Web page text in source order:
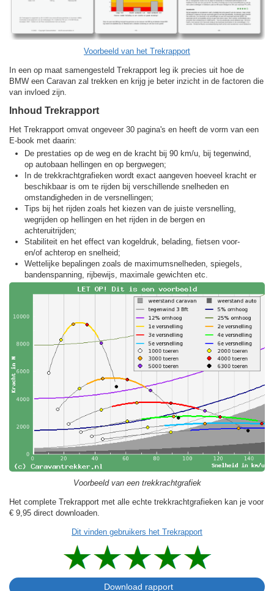
Voorbeeld van het Trekrapport
In een op maat samengesteld Trekrapport leg ik precies uit hoe de
BMW een Caravan zal trekken en krijg je beter inzicht in de factoren die
van invloed zijn.
Inhoud Trekrapport
Het Trekrapport omvat ongeveer 30 pagina's en heeft de vorm van een
E-book met daarin:
De prestaties op de weg en de kracht bij 90 km/u, bij tegenwind,
op autobaan hellingen en op bergwegen;
In de trekkracht­grafieken wordt exact aangeven hoeveel kracht er
beschikbaar is om te rijden bij verschillende snelheden en
omstandigheden in de versnellingen;
Tips bij het rijden zoals het kiezen van de juiste versnelling,
wegrijden op hellingen en het rijden in de bergen en
achteruitrijden;
Stabiliteit en het effect van kogeldruk, belading, fietsen voor-
en/of achterop en snelheid;
Wettelijke bepalingen zoals de maximumsnelheden, spiegels,
bandenspanning, rijbewijs, maximale gewichten etc.
Voorbeeld van een trekkrachtgrafiek
Het complete Trekrapport met alle echte trekkrachtgrafieken kan je voor
€ 9,95 direct downloaden.
Dit vinden gebruikers het Trekrapport